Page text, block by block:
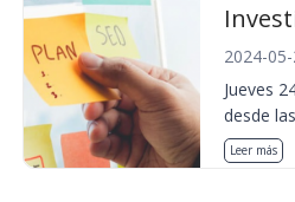
2024-
Jueves
desde
Leer más